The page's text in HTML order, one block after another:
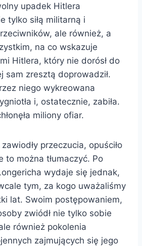
upadek Hitlera
tylko siłą militarną i
ale również, a
na co wskazuje
Hitlera, który nie dorósł do
sam zresztą doprowadził.
niego wykreowana
i, ostatecznie, zabiła.
miliony ofiar.
przeczucia, opuściło
to można tłumaczyć. Po
wydaje się jednak,
tym, za kogo uważaliśmy
lat. Swoim postępowaniem,
zwiódł nie tylko sobie
również pokolenia
zajmujących się jego